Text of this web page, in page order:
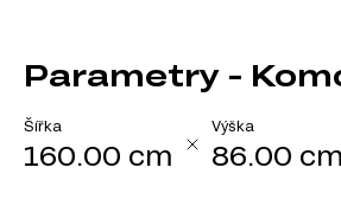
Parametry -
Šířka
160.00 cm
Výška
86.00 cm